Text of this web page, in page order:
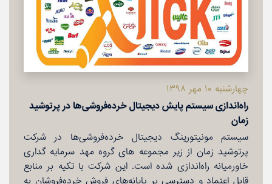
چهارشنبه ۱۰ مهر ۱۳۹۸
راه‌اندازی سیستم پایش دیجیتال خرده‌فروشی‌ها در پرتوشید
زمان
سیستم مونیتورینگ دیجیتال خرده‌فروشی‌ها در شركت
پرتوشید زمان از زیر مجموعه های گروه مهد سرمایه گداری
خاورمیانه راه‌اندازی شده است. این شركت با تكیه بر منابع